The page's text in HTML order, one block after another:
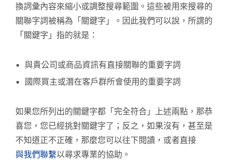
換詞彙內容來縮小或調整搜尋範圍。這些被用來搜尋的
關聯字詞被稱為「關鍵字」。因此我們可以說，所謂的
「關鍵字」指的就是：
與貴公司或商品資訊有直接關聯的重要字詞
國際買主或潛在客戶群所會使用的重要字詞
如果您所列出的關鍵字都 「完全符合」上述兩點 ，那恭
喜您，您已經挑對關鍵字了；反之，如果沒有，甚至是
不知道正不正確，那麼您可以往下閱讀，或者直接
與我們聯繫以尋求專業的協助。